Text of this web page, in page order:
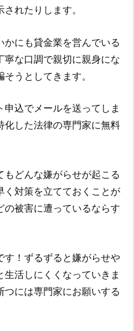
れたりします。
にも貸金業を営んでいる
寧な口調で親切に親身にな
うとしてきます。
申込でメールを送ってしま
化した法律の専門家に無料
どんな嫌がらせが起こる
く対策を立てておくことが
の被害に遭っているならす
す！ずるずると嫌がらせや
活しにくくなっていきま
には専門家にお願いする